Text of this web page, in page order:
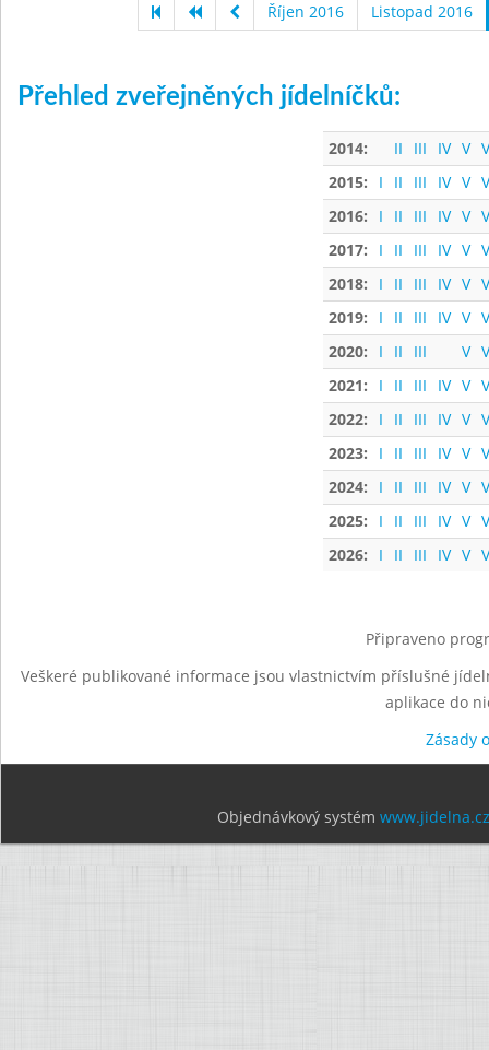
Říjen 2016 Listopad 2016
Přehled zveřejněných jídelníčků:
2014: II III IV V
2015:
I II III IV V
2016:
I II III IV V
2017:
I II III IV V
2018:
I II III IV V
2019:
I II III IV V
2020:
I II III V
2021:
I II III IV V
2022:
I II III IV V
2023:
I II III IV V
2024:
I II III IV V
2025:
I II III IV V
2026:
I II III IV V
Připraveno
Veškeré publikované informace jsou vlastnictvím příslušné
aplikace do
Zásady
Objednávkový systém www.jidelna.cz